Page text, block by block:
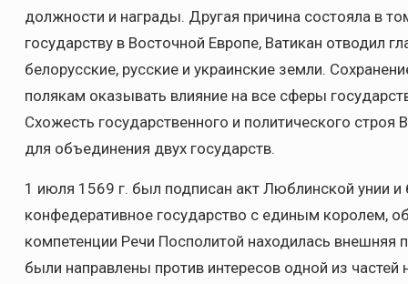
должности и награды. Другая причина состояла в
государству в Восточной Европе, Ватикан отводил
белорусские, русские и украинские земли.
полякам оказывать влияние на все сферы
Схожесть государственного и политического
для объединения двух государств.
1 июля 1569 г. был подписан акт Люблинской унии
конфедеративное государство с единым королем,
компетенции Речи Посполитой находилась внешняя
были направлены против интересов одной из